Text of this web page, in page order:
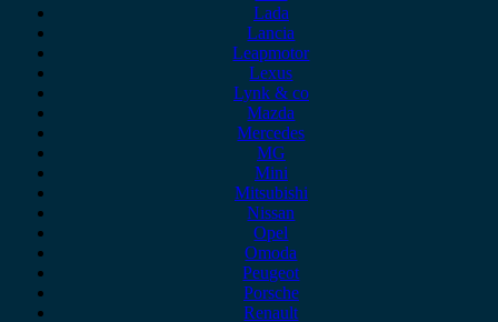
Lada
Lancia
Leapmotor
Lexus
Lynk & co
Mazda
Mercedes
MG
Mini
Mitsubishi
Nissan
Opel
Omoda
Peugeot
Porsche
Renault